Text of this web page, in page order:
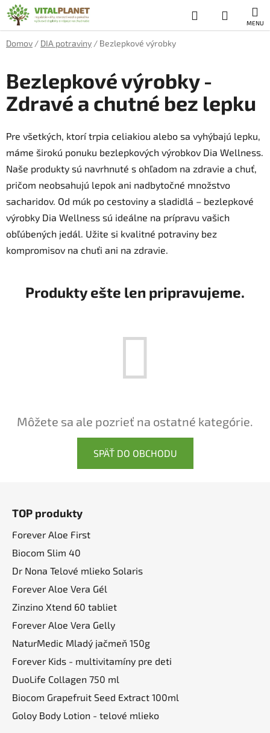
Prejsť
na
obsah
Hľadať
KOŠÍK
Domov / DIA potraviny / Bezlepkové výrobky
Bezlepkové výrobky -
Zdravé a chutné bez lepku
Pre všetkých, ktorí trpia celiakiou alebo sa vyhýbajú lepku,
máme širokú ponuku bezlepkových výrobkov Dia Wellness.
Naše produkty sú navrhnuté s ohľadom na zdravie a chuť,
pričom neobsahujú lepok ani nadbytočné množstvo
sacharidov. Od múk po cestoviny a sladidlá – bezlepkové
výrobky Dia Wellness sú ideálne na prípravu vašich
obľúbených jedál. Užite si kvalitné potraviny bez
kompromisov na chuťi ani na zdravie.
Produkty ešte len pripravujeme.
Môžete sa ale pozrieť na ostatné kategórie.
SPÄŤ DO OBCHODU
TOP produkty
Forever Aloe First
Biocom Slim 40
Dr Nona Telové mlieko Solaris
Forever Aloe Vera Gél
Zinzino Xtend 60 tabliet
Forever Aloe Vera Gelly
NaturMedic Mladý jačmeň 150g
Forever Kids - multivitamíny pre deti
DuoLife Collagen 750 ml
Biocom Grapefruit Seed Extract 100ml
Goloy Body Lotion - telové mlieko